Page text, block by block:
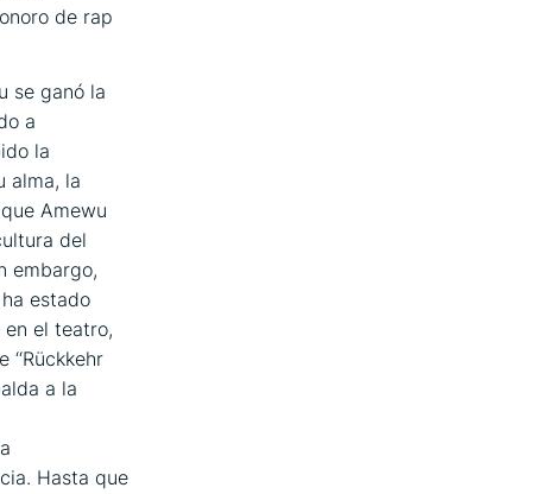
de rap
se ganó la
a
la
alma, la
Amewu
del
embargo,
estado
el teatro,
a la
Hasta que